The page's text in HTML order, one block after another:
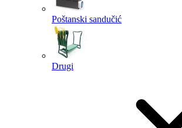
Poštanski sandučić
Drugi